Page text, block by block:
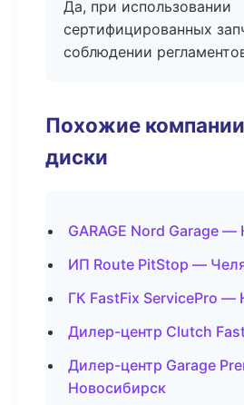
Да, при использовании
сертифицированных
соблюдении
Похожие
диски
GARAGE Nord Garage —
ИП Route PitStop —
ГК FastFix ServicePro —
Дилер-центр Clutch
Дилер-центр Garage
Новосибирск